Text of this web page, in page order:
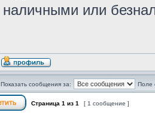
наличными или
Показать сообщения за: Поле
Страница 1 из 1 [ 1 сообщение ]